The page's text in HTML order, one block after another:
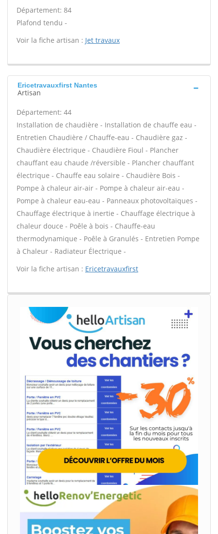
Département: 84
Plafond tendu -
Voir la fiche artisan : Jet travaux
Ericetravauxfirst Nantes
Artisan
Département: 44
Installation de chaudière - Installation de chauffe eau -
Entretien Chaudière / Chauffe-eau - Chaudière gaz -
Chaudière électrique - Chaudière Fioul - Plancher
chauffant eau chaude /réversible - Plancher chauffant
électrique - Chauffe eau solaire - Chaudière Bois -
Pompe à chaleur air-air - Pompe à chaleur air-eau -
Pompe à chaleur eau-eau - Panneaux photovoltaïques -
Chauffage électrique à inertie - Chauffage électrique à
chaleur douce - Poêle à bois - Chauffe-eau
thermodynamique - Poêle à Granulés - Entretien Pompe
à Chaleur - Radiateur Électrique -
Voir la fiche artisan : Ericetravauxfirst